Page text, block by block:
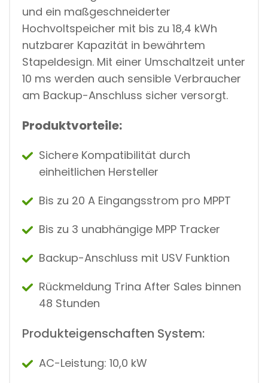
und ein maßgeschneiderter
Hochvoltspeicher mit bis zu 18,4 kWh
nutzbarer Kapazität in bewährtem
Stapeldesign. Mit einer Umschaltzeit unter
10 ms werden auch sensible Verbraucher
am Backup-Anschluss sicher versorgt.
Produktvorteile:
Sichere Kompatibilität durch
einheitlichen Hersteller
Bis zu 20 A Eingangsstrom pro MPPT
Bis zu 3 unabhängige MPP Tracker
Backup-Anschluss mit USV Funktion
Rückmeldung Trina After Sales binnen
48 Stunden
Produkteigenschaften System:
AC-Leistung: 10,0 kW